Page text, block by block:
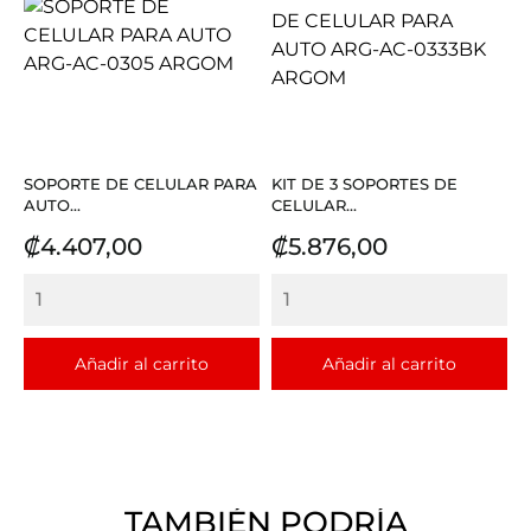
SOPORTE DE CELULAR PARA
AUTO...
Precio
₡4.407,00
Añadir al carrito
KIT DE 3 SOPORTES DE
CELULAR...
Precio
₡5.876,00
Añadir al carrito
TAMBIÉN PODRÍA